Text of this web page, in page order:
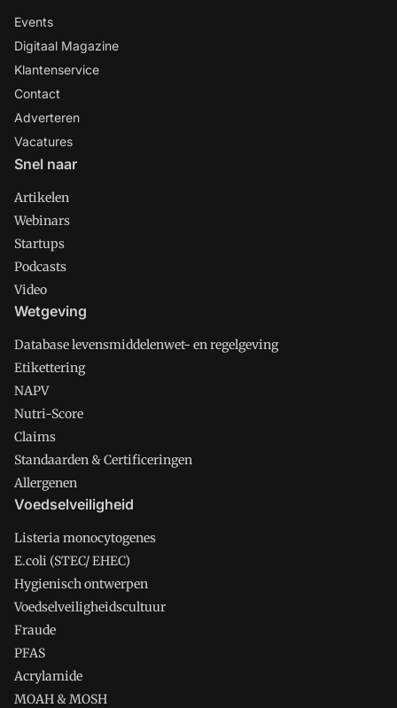
Events
Digitaal Magazine
Klantenservice
Contact
Adverteren
Vacatures
Snel naar
Artikelen
Webinars
Startups
Podcasts
Video
Wetgeving
Database levensmiddelenwet- en regelgeving
Etikettering
NAPV
Nutri-Score
Claims
Standaarden & Certificeringen
Allergenen
Voedselveiligheid
Listeria monocytogenes
E.coli (STEC/ EHEC)
Hygienisch ontwerpen
Voedselveiligheidscultuur
Fraude
PFAS
Acrylamide
MOAH & MOSH